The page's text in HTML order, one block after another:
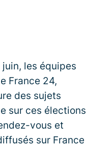
les équipes
France 24,
des sujets
sur ces élections
vous et
sur France